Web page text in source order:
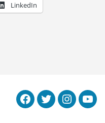
LinkedIn
Facebook
Twitter